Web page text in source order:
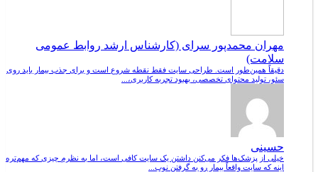
مهران محمدپور سرای (کارشناس ارشد روابط عمومی
سلامت)
دقیقاً همین‌طور است. طراحی سایت فقط نقطه شروع است و برای جذب بیمار باید روی
سئو، تولید محتوای تخصصی، بهبود تجربه کاربری،...
حسینی
خیلی از پزشک‌ها فکر می‌کنن داشتن یک سایت کافی است، اما به نظرم چیزی که مهم‌تره
اینه که سایت واقعاً بیمار رو به گرفتن نوب...